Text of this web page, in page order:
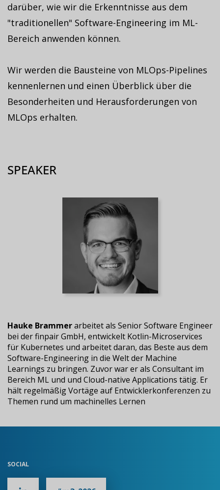
darüber, wie wir die Erkenntnisse aus dem
"traditionellen" Software-Engineering im ML-
Bereich anwenden können.
Wir werden die Bausteine von MLOps-Pipelines
kennenlernen und einen Überblick über die
Besonderheiten und Herausforderungen von
MLOps erhalten.
SPEAKER
Hauke Brammerarbeitet als Senior Software Engineer
bei der finpair GmbH, entwickelt Kotlin-Microservices
für Kubernetes und arbeitet daran, das Beste aus dem
Software-Engineering in die Welt der Machine
Learnings zu bringen. Zuvor war er als Consultant im
Bereich ML und und Cloud-native Applications tätig. Er
hält regelmäßig Vortäge auf Entwicklerkonferenzen zu
Themen rund um machinelles Lernen
SOCIAL